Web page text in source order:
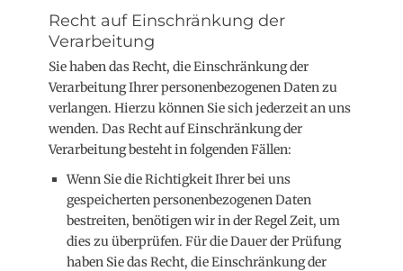
Recht auf Einschränkung der
Verarbeitung
Sie haben das Recht, die Einschränkung der
Verarbeitung Ihrer personenbezogenen Daten zu
verlangen. Hierzu können Sie sich jederzeit an uns
wenden. Das Recht auf Einschränkung der
Verarbeitung besteht in folgenden Fällen:
Wenn Sie die Richtigkeit Ihrer bei uns
gespeicherten personenbezogenen Daten
bestreiten, benötigen wir in der Regel Zeit, um
dies zu überprüfen. Für die Dauer der Prüfung
haben Sie das Recht, die Einschränkung der